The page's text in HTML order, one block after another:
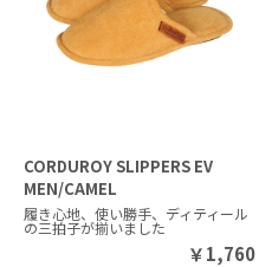
CORDUROY SLIPPERS EV
MEN/CAMEL
履き心地、使い勝手、ディティール
の三拍子が揃いました
￥1,760